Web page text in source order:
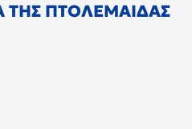
ΤΗΣ ΠΤΟΛΕΜΑΙΔΑΣ